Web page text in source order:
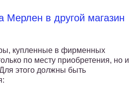
Мерлен в другой магазин
купленные в фирменных
по месту приобретения, но и
этого должны быть